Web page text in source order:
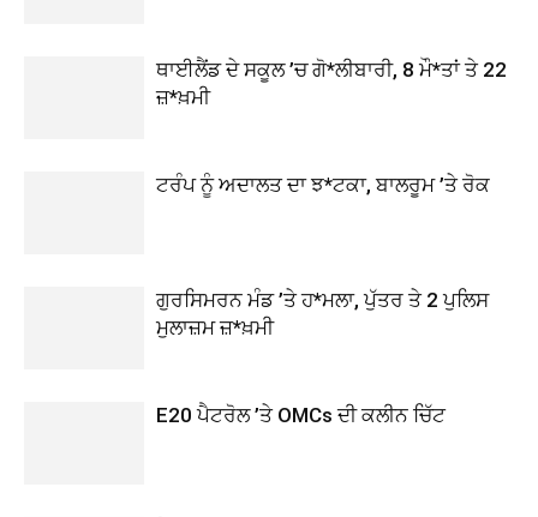
ਥਾਈਲੈਂਡ ਦੇ ਸਕੂਲ ’ਚ ਗੋ*ਲੀਬਾਰੀ, 8 ਮੌ*ਤਾਂ ਤੇ 22
ਜ਼*ਖ਼ਮੀ
ਟਰੰਪ ਨੂੰ ਅਦਾਲਤ ਦਾ ਝ*ਟਕਾ, ਬਾਲਰੂਮ ’ਤੇ ਰੋਕ
ਗੁਰਸਿਮਰਨ ਮੰਡ ’ਤੇ ਹ*ਮਲਾ, ਪੁੱਤਰ ਤੇ 2 ਪੁਲਿਸ
ਮੁਲਾਜ਼ਮ ਜ਼*ਖ਼ਮੀ
E20 ਪੈਟਰੋਲ ’ਤੇ OMCs ਦੀ ਕਲੀਨ ਚਿੱਟ